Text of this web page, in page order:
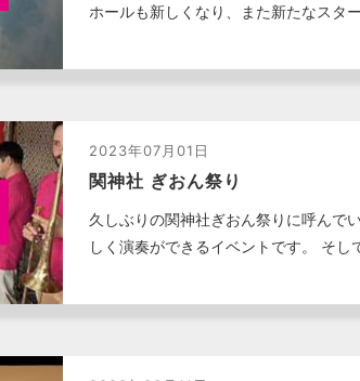
ホールも新しくなり、また新たなスタ
2023年07月01日
関神社 ぎおん祭り
久しぶりの関神社ぎおん祭りに呼んで
しく演奏ができるイベントです。 そ